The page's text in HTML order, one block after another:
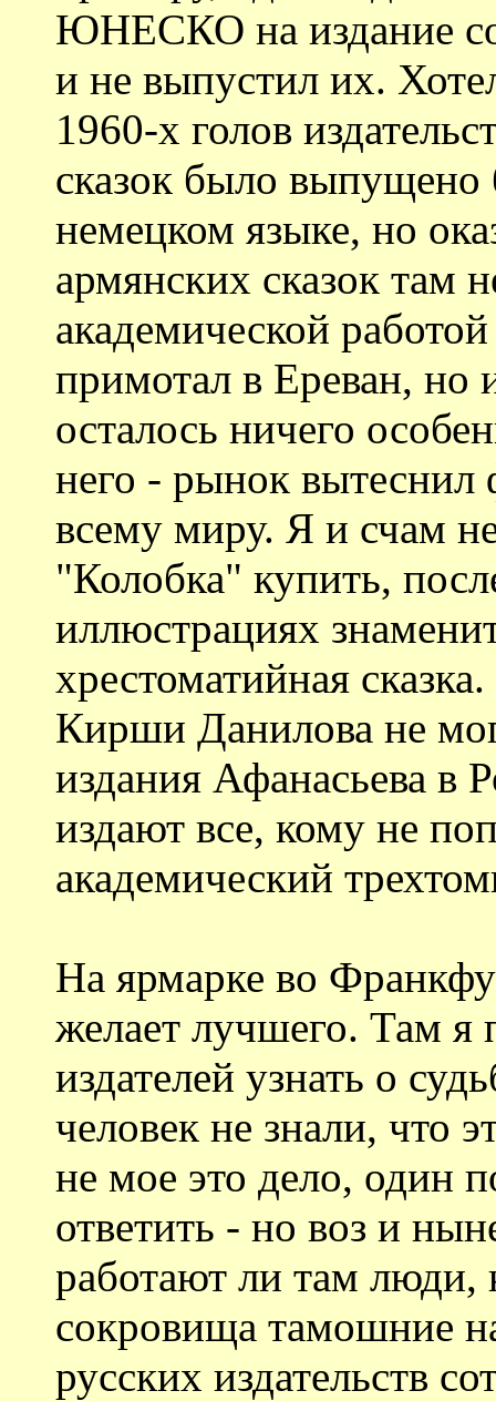
ЮНЕСКО на издание
и не выпустил их.
1960-х голов
сказок было выпущено
немецком языке, но
армянских сказок там
академической
примотал в Ереван, но
осталось ничего
него - рынок
всему миру. Я и счам
"Колобка" купить,
иллюстрациях
хрестоматийная
Кирши Данилова не
издания Афанасьева в
издают все, кому не
академический
На ярмарке во
желает лучшего. Там я
издателей узнать о
человек не знали, что
не мое это дело, один
ответить - но воз и
работают ли там люди,
сокровища тамошние
русских издательств